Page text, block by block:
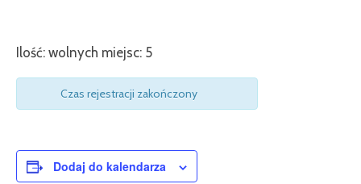
Ilość: wolnych miejsc: 5
Czas rejestracji zakończony
Dodaj do kalendarza